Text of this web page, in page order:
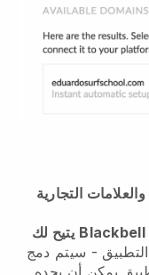
التجارية
يتيح لك Blackbell
- سيتم دمج